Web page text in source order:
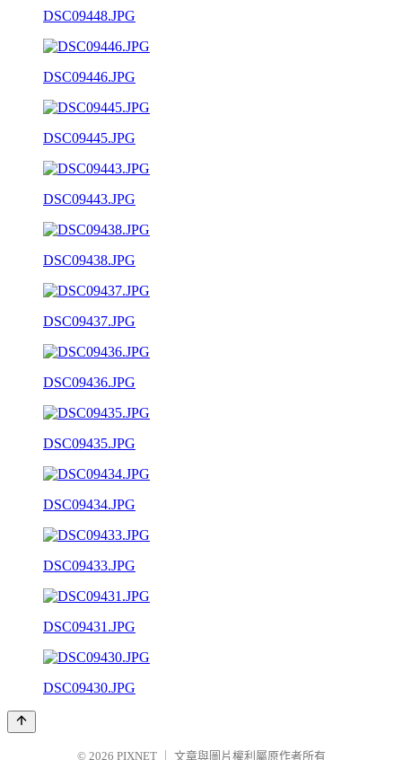
DSC09448.JPG
DSC09446.JPG
DSC09445.JPG
DSC09443.JPG
DSC09438.JPG
DSC09437.JPG
DSC09436.JPG
DSC09435.JPG
DSC09434.JPG
DSC09433.JPG
DSC09431.JPG
DSC09430.JPG
© 2026 PIXNET 文章與圖片權利屬原作者所有